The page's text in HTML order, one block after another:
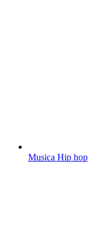
Musica Hip hop